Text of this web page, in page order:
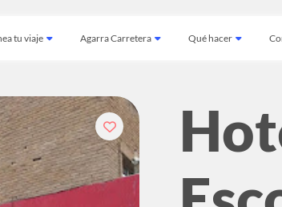
tu viaje Agarra Carretera Qué hacer